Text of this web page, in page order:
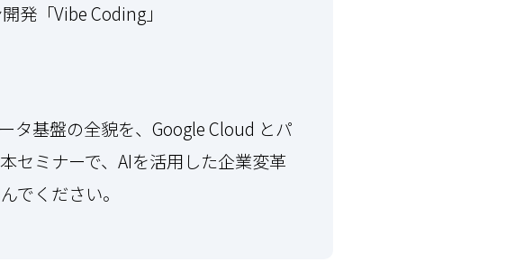
発「Vibe Coding」
タ基盤の全貌を、Google Cloud とパ
セミナーで、AIを活用した企業変革
でください。